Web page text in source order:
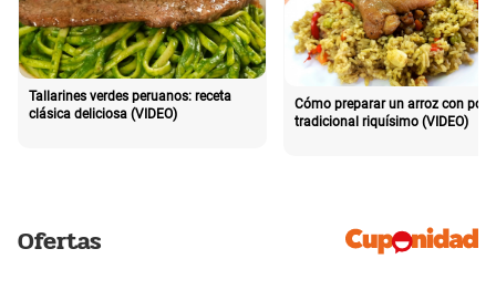
Tallarines verdes peruanos: receta
clásica deliciosa (VIDEO)
Cómo preparar un arroz con pollo
tradicional riquísimo (VIDEO)
Ofertas